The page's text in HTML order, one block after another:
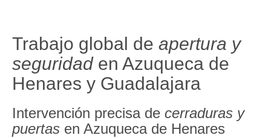
Trabajo global de apertura y
seguridaden Azuqueca de
Henares y Guadalajara
Intervención precisa de cerraduras y
puertas en Azuqueca de Henares